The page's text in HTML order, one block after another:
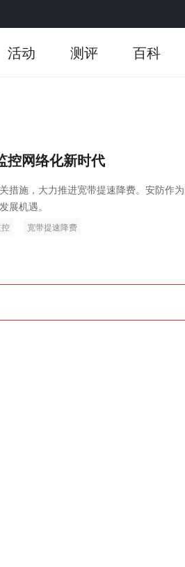
活动 测评 百科
控网络化新时代
措施，大力推进宽带提速降费。安防作
展机遇。
宽带提速降费
外技术，筑造低 智联航空：无人